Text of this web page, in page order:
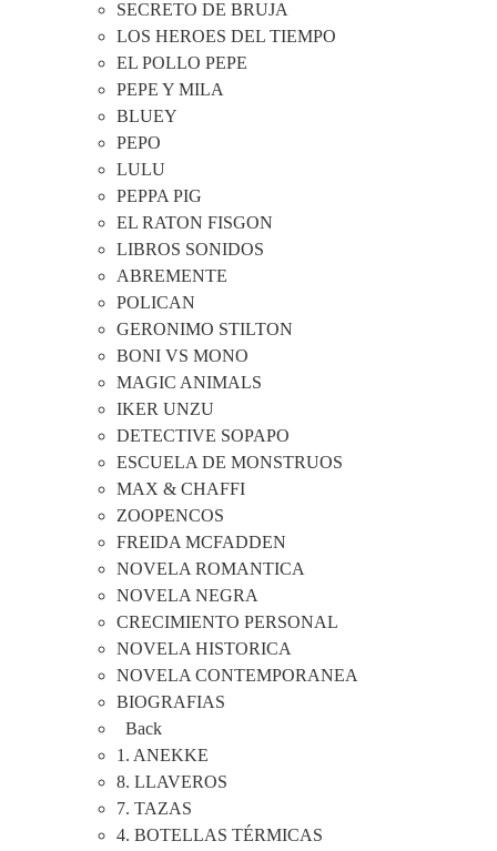
SECRETO DE BRUJA
LOS HEROES DEL TIEMPO
EL POLLO PEPE
PEPE Y MILA
BLUEY
PEPO
LULU
PEPPA PIG
EL RATON FISGON
LIBROS SONIDOS
ABREMENTE
POLICAN
GERONIMO STILTON
BONI VS MONO
MAGIC ANIMALS
IKER UNZU
DETECTIVE SOPAPO
ESCUELA DE MONSTRUOS
MAX & CHAFFI
ZOOPENCOS
FREIDA MCFADDEN
NOVELA ROMANTICA
NOVELA NEGRA
CRECIMIENTO PERSONAL
NOVELA HISTORICA
NOVELA CONTEMPORANEA
BIOGRAFIAS
Back
1. ANEKKE
8. LLAVEROS
7. TAZAS
4. BOTELLAS TÉRMICAS